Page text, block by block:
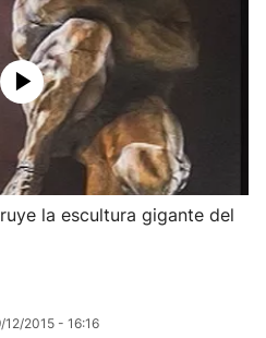
la escultura gigante del
12/2015 - 16:16